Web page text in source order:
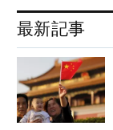
最新記事